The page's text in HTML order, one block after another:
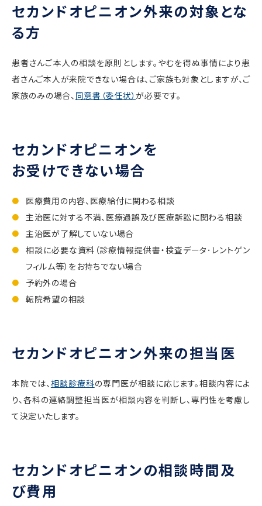
セカンドオピニオン外来の対象とな
る方
患者さんご本人の相談を原則とします。やむを得ぬ事情により患
者さんご本人が来院できない場合は、ご家族も対象としますが、ご
家族のみの場合、 同意書（委任状）が必要です。
セカンドオピニオンを
お受けできない場合
医療費用の内容、医療給付に関わる相談
主治医に対する不満、医療過誤及び医療訴訟に関わる相談
主治医が了解していない場合
相談に必要な資料（診療情報提供書・検査データ･レントゲン
フィルム等）をお持ちでない場合
予約外の場合
転院希望の相談
セカンドオピニオン外来の担当医
本院では、相談診療科の専門医が相談に応じます。相談内容によ
り、各科の連絡調整担当医が相談内容を判断し、専門性を考慮し
て決定いたします。
セカンドオピニオンの相談時間及
び費用